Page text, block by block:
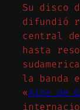
Su disco
difundió
central
hasta
la banda
«Aire de